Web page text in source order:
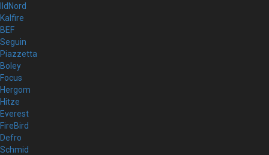
IldNord
Kalfire
BEF
Seguin
Piazzetta
Boley
Focus
Hergom
Hitze
Everest
FireBird
Defro
Schmid